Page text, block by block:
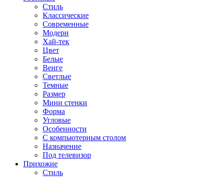
Стиль
Классические
Современные
Модерн
Хай-тек
Цвет
Белые
Венге
Светлые
Темные
Размер
Мини стенки
Форма
Угловые
Особенности
С компьютерным столом
Назначение
Под телевизор
Прихожие
Стиль